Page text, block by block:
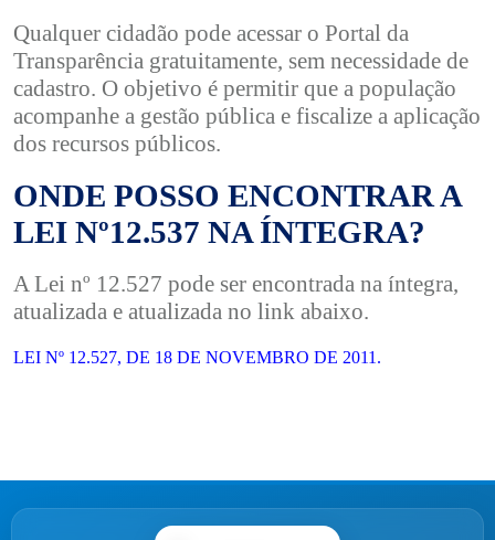
Qualquer cidadão pode acessar o Portal da
Transparência gratuitamente, sem necessidade de
cadastro. O objetivo é permitir que a população
acompanhe a gestão pública e fiscalize a aplicação
dos recursos públicos.
ONDE POSSO ENCONTRAR A
LEI Nº12.537 NA ÍNTEGRA?
A Lei nº 12.527 pode ser encontrada na íntegra,
atualizada e atualizada no link abaixo.
LEI Nº 12.527, DE 18 DE NOVEMBRO DE 2011.